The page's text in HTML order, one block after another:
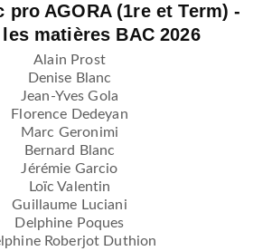
pro AGORA (1re et Term) -
matières BAC 2026
Alain Prost
Denise Blanc
Jean-Yves Gola
Florence Dedeyan
Marc Geronimi
Bernard Blanc
Jérémie Garcio
Loïc Valentin
Guillaume Luciani
Delphine Poques
Roberjot Duthion